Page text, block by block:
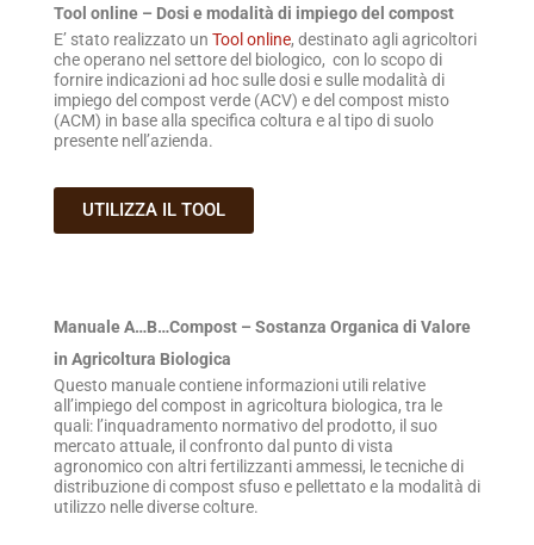
Tool online – Dosi e modalità di impiego del compost
E’ stato realizzato un Tool online, destinato agli agricoltori
che operano nel settore del biologico, con lo scopo di
fornire indicazioni ad hoc sulle dosi e sulle modalità di
impiego del compost verde (ACV) e del compost misto
(ACM) in base alla specifica coltura e al tipo di suolo
presente nell’azienda.
UTILIZZA IL TOOL
Manuale A…B…Compost – Sostanza Organica di Valore
in Agricoltura Biologica
Questo manuale contiene informazioni utili relative
all’impiego del compost in agricoltura biologica, tra le
quali: l’inquadramento normativo del prodotto, il suo
mercato attuale, il confronto dal punto di vista
agronomico con altri fertilizzanti ammessi, le tecniche di
distribuzione di compost sfuso e pellettato e la modalità di
utilizzo nelle diverse colture.